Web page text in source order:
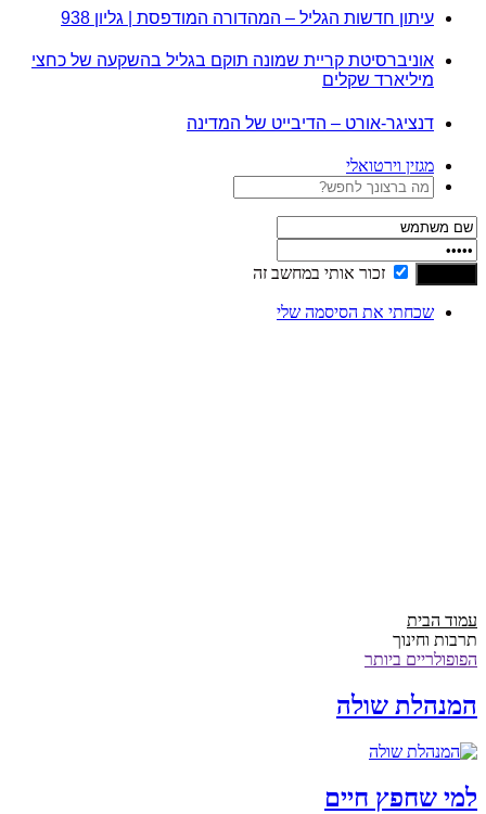
עיתון חדשות הגליל – המהדורה המודפסת | גליון 938
אוניברסיטת קריית שמונה תוקם בגליל בהשקעה של כחצי
מיליארד שקלים
דנציגר-אורט – הדיבייט של המדינה
מגזין וירטואלי
זכור אותי במחשב זה
שכחתי את הסיסמה שלי
עמוד הבית
תרבות וחינוך
הפופולריים ביותר
המנהלת שולה
למי שחפץ חיים